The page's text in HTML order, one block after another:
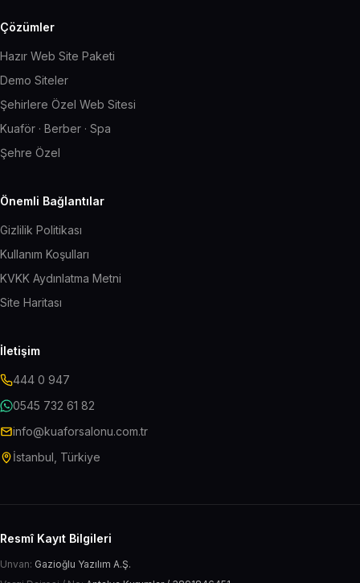
Çözümler
Hazır Web Site Paketi
Demo Siteler
Şehirlere Özel Web Sitesi
Kuaför · Berber · Spa
Şehre Özel
Önemli Bağlantılar
Gizlilik Politikası
Kullanım Koşulları
KVKK Aydınlatma Metni
Site Haritası
İletişim
444 0 947
0545 732 61 82
info@kuaforsalonu.com.tr
İstanbul, Türkiye
Resmî Kayıt Bilgileri
Unvan: Gazioğlu Yazılım A.Ş.